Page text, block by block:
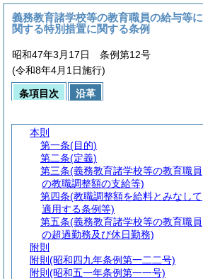
義務教育諸学校等の教育職員の給与等に
関する特別措置に関する条例
昭和47年3月17日 条例第12号
(令和8年4月1日施行)
条項目次 沿革
本則
第一条(目的)
第二条(定義)
第三条(義務教育諸学校等の教育職員
の教職調整額の支給等)
第四条(教職調整額を給料とみなして
適用する条例等)
第五条(義務教育諸学校等の教育職員
の超過勤務及び休日勤務)
附則
附則 (昭和四九年条例第一二二号)
附則 (昭和五一年条例第一一号)